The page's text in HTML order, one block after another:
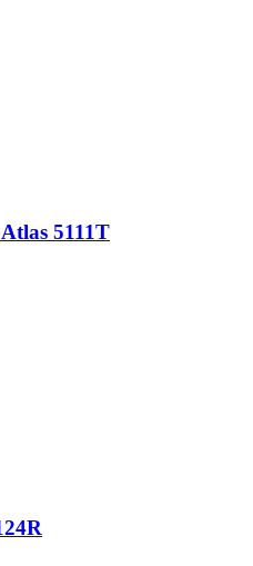
5111T